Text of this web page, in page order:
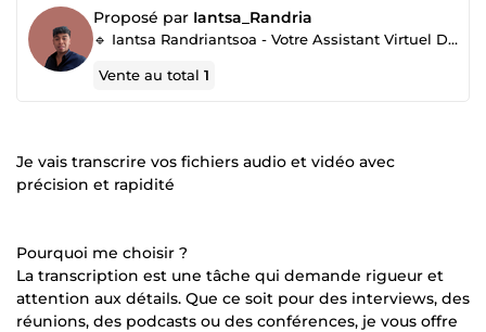
Proposé par Iantsa_Randria
🔹 Iantsa Randriantsoa - Votre Assistant Virtuel Dévoué 🔹
Vente au total1
Je vais transcrire vos fichiers audio et vidéo avec
précision et rapidité
Pourquoi me choisir ?
La transcription est une tâche qui demande rigueur et
attention aux détails. Que ce soit pour des interviews, des
réunions, des podcasts ou des conférences, je vous offre